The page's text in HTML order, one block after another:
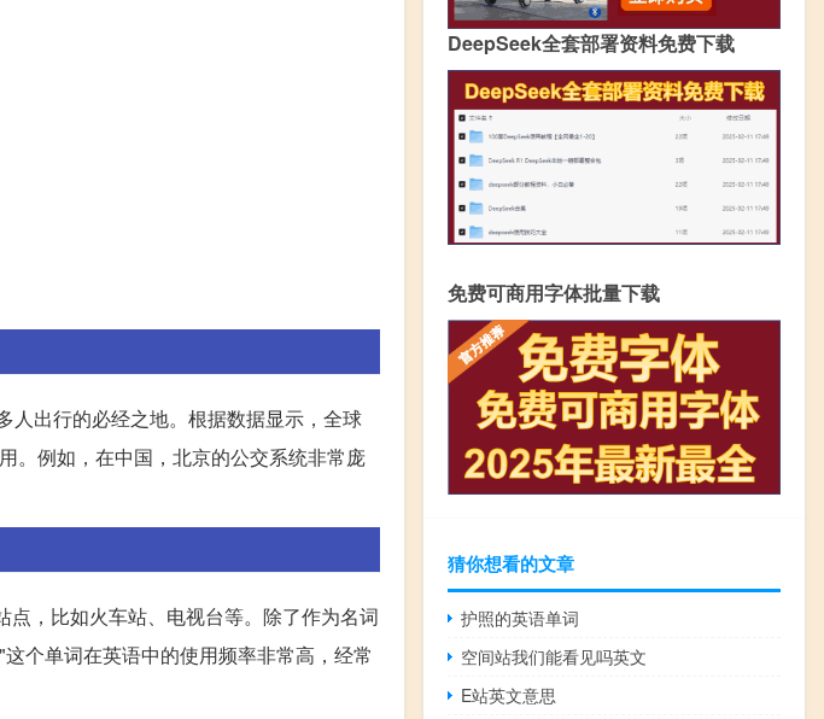
人出行的必经之地。根据数据显示，全球
。例如，在中国，北京的公交系统非常庞
点，比如火车站、电视台等。除了作为名词
个单词在英语中的使用频率非常高，经常
DeepSeek全套部署资料免费下载
免费可商用字体批量下载
猜你想看的文章
护照的英语单词
空间站我们能看见吗英文
E站英文意思